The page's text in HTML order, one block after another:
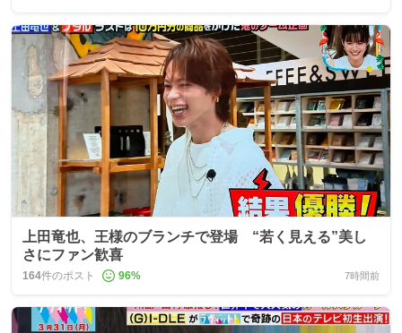
上田竜也、王様のブランチで登場 “若く見える”美し
さにファン歓喜
164件のポスト 96% 7時間前